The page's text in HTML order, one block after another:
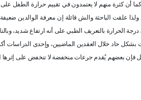
أن كثرة منهم لا يعتمدون في تقييم حرارة الطفل
علقت الباحثة والش قائلة إن معرفة الوالدين
الحرارة بالتعريف الطبي على أنه ارتفاع شديد،
بشكل حاد خلال العقدين الماضيين، وإحدى الدراسات
فإن بعضهم يُقدم جرعات منخفضة لا تنخفض على إثرها